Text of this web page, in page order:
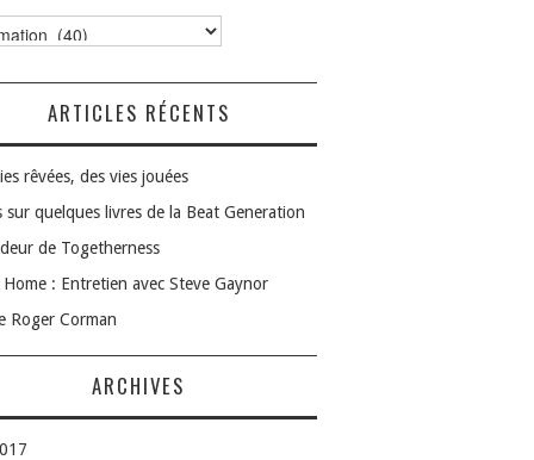
ARTICLES RÉCENTS
rêvées, des vies jouées
sur quelques livres de la Beat Generation
de Togetherness
: Entretien avec Steve Gaynor
Roger Corman
ARCHIVES